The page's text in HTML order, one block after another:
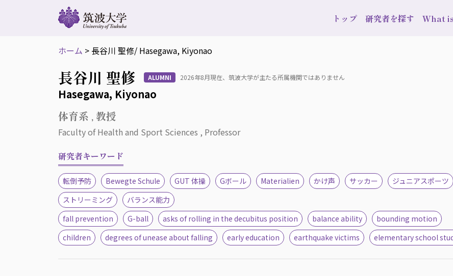
トップ 研究者を探す What
ホーム > 長谷川 聖修/ Hasegawa, Kiyonao
長谷川 聖修 ALUMNI 2026年8月現在、筑波大学が主たる所属機関ではありません
Hasegawa, Kiyonao
体育系 , 教授
Faculty of Health and Sport Sciences , Professor
研究者キーワード
転倒予防 Bewegte Schule GUT 体操 Gボール Materialien かけ声 サッカー
ジュニアスポーツ
ストリーミング
バランス能力
fall prevention
G-ball asks of rolling in the decubitus position balance ability
bounding motion
children
degrees of unease about falling early education earthquake victims elementary school